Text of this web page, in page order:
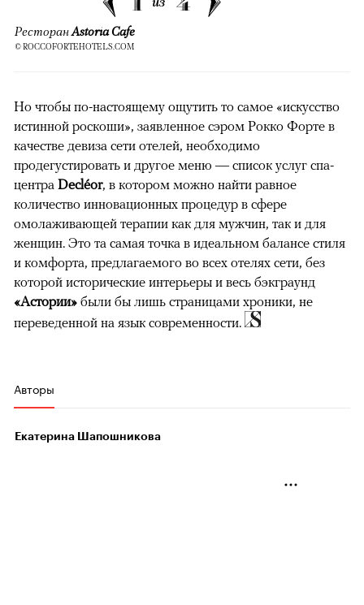
РесторанAstoria Cafe
© ROCCOFORTEHOTELS.COM
Но чтобы по-настоящему ощутить то самое «искусство
истинной роскоши», заявленное сэром Рокко Форте в
качестве девиза сети отелей, необходимо
продегустировать и другое меню — список услуг спа-
центра Decléor, в котором можно найти равное
количество инновационных процедур в сфере
омолаживающей терапии как для мужчин, так и для
женщин. Это та самая точка в идеальном балансе стиля
и комфорта, предлагаемого во всех отелях сети, без
которой исторические интерьеры и весь бэкграунд
«Астории» были бы лишь страницами хроники, не
переведенной на язык современности.
Авторы
Екатерина Шапошникова